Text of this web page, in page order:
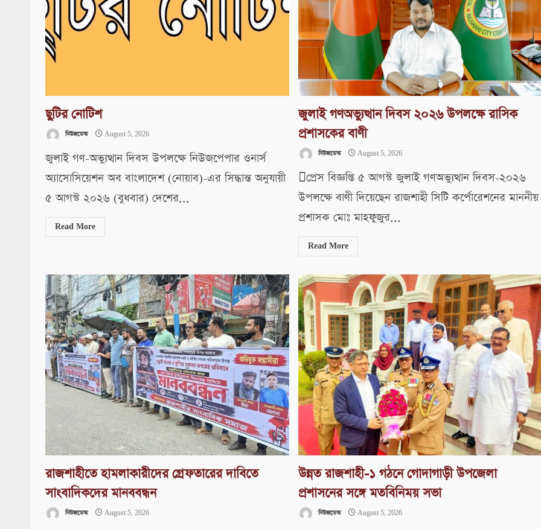
ছুটির নোটিশ
নিউজডেস্ক August 5, 2026
জুলাই গণ-অভ্যুত্থান দিবস উপলক্ষে নিউজপেপার ওনার্স
অ্যাসোসিয়েশন অব বাংলাদেশ (নোয়াব)-এর সিদ্ধান্ত অনুযায়ী
৫ আগস্ট ২০২৬ (বুধবার) দেশের...
Read More
জুলাই গণঅভ্যুত্থান দিবস ২০২৬ উপলক্ষে রাসিক
প্রশাসকের বাণী
নিউজডেস্ক August 5, 2026
প্রেস বিজ্ঞপ্তি ৫ আগস্ট জুলাই গণঅভ্যুত্থান দিবস-২০২৬
উপলক্ষে বাণী দিয়েছেন রাজশাহী সিটি কর্পোরেশনের মাননীয়
প্রশাসক মোঃ মাহফুজুর...
Read More
রাজশাহীতে হামলাকারীদের গ্রেফতারের দাবিতে
সাংবাদিকদের মানববন্ধন
নিউজডেস্ক August 5, 2026
উন্নত রাজশাহী-১ গঠনে গোদাগাড়ী উপজেলা
প্রশাসনের সঙ্গে মতবিনিময় সভা
নিউজডেস্ক August 5, 2026